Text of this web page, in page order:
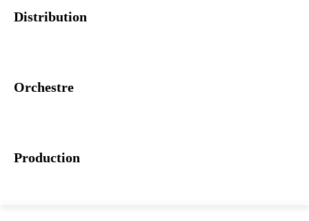
Distribution
Orchestre
Production